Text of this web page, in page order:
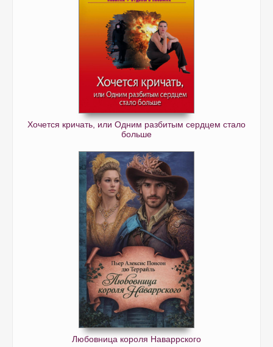
Хочется кричать, или Одним разбитым сердцем стало
больше
Любовница короля Наваррского